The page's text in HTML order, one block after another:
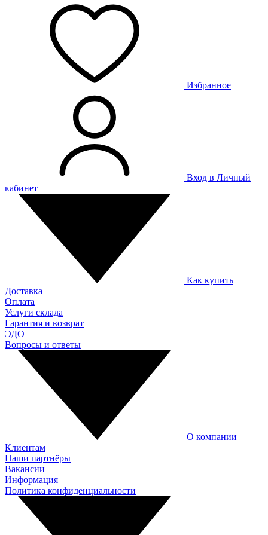
Избранное
Вход в Личный
кабинет
Как купить
Доставка
Оплата
Услуги склада
Гарантия и возврат
ЭДО
Вопросы и ответы
О компании
Клиентам
Наши партнёры
Вакансии
Информация
Политика конфиденциальности